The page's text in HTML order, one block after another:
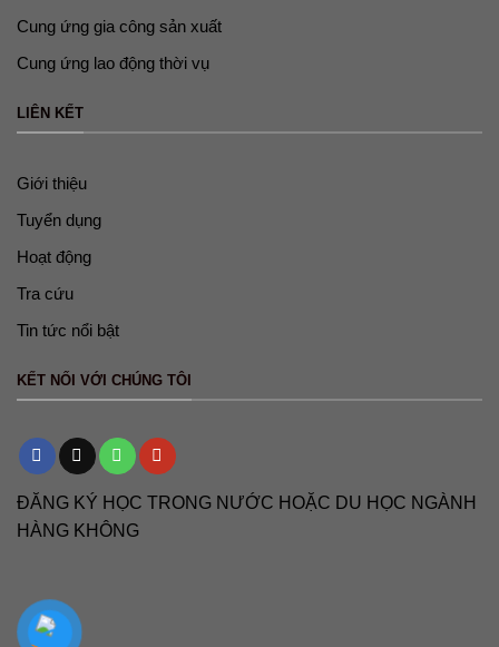
Cung ứng gia công sản xuất
Cung ứng lao động thời vụ
LIÊN KẾT
Giới thiệu
Tuyển dụng
Hoạt động
Tra cứu
Tin tức nổi bật
KẾT NỐI VỚI CHÚNG TÔI
ĐĂNG KÝ HỌC TRONG NƯỚC HOẶC DU HỌC NGÀNH
HÀNG KHÔNG